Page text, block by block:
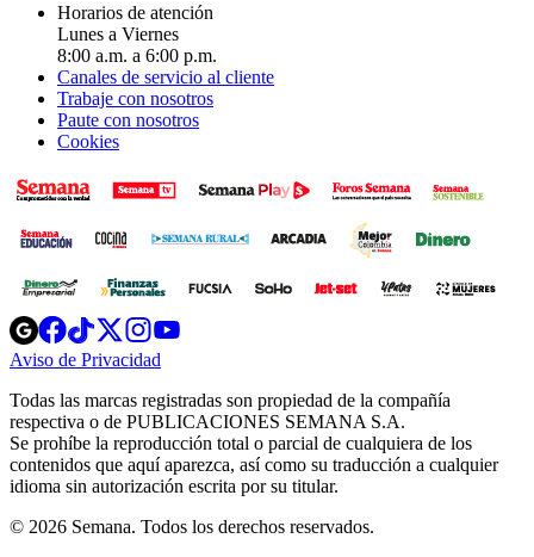
Horarios de atención
Lunes a Viernes
8:00 a.m. a 6:00 p.m.
Canales de servicio al cliente
Trabaje con nosotros
Paute con nosotros
Cookies
Opens
in
new
Opens
in
new
Opens
in
new
window
Opens
new
windowwindow
Aviso de Privacidad
new
window
Todas las marcas registradas son propiedad de la compañía
respectiva o de PUBLICACIONES SEMANA S.A.
Se prohíbe la reproducción total o parcial de cualquiera de los
contenidos que aquí aparezca, así como su traducción a cualquier
idioma sin autorización escrita por su titular.
© 2026 Semana. Todos los derechos reservados.